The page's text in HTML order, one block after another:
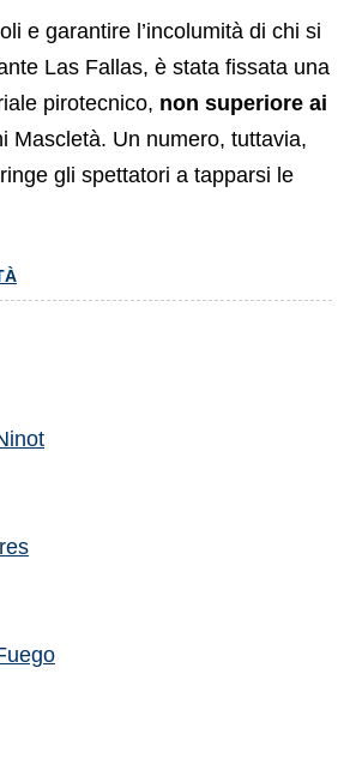
e garantire l’incolumità di chi si
Las Fallas, è stata fissata una
pirotecnico, non superiore ai
Mascletà. Un numero, tuttavia,
gli spettatori a tapparsi le